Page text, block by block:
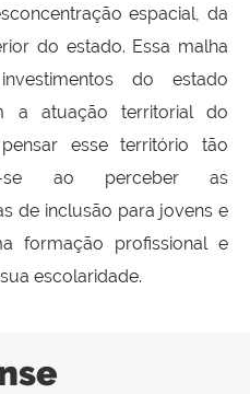
espacial, da
do estado. Essa malha
do estado
a atuação territorial do
esse território tão
se ao perceber as
de inclusão para jovens e
formação profissional e
escolaridade.